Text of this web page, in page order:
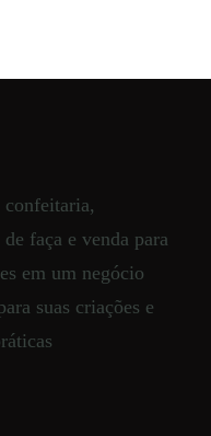
confeitaria,
faça e venda para
em um negócio
suas criações e